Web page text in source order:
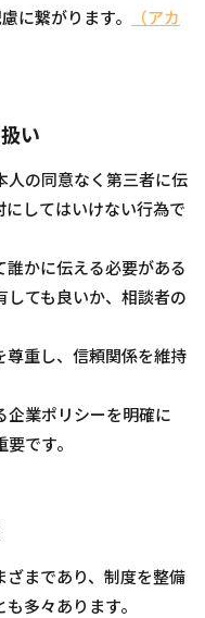
に繋がります。
（アカ
い
人の同意なく第三者に伝
してはいけない行為で
かに伝える必要がある
ても良いか、相談者の
尊重し、信頼関係を維持
企業ポリシーを明確に
です。
まであり、制度を整備
多々あります。